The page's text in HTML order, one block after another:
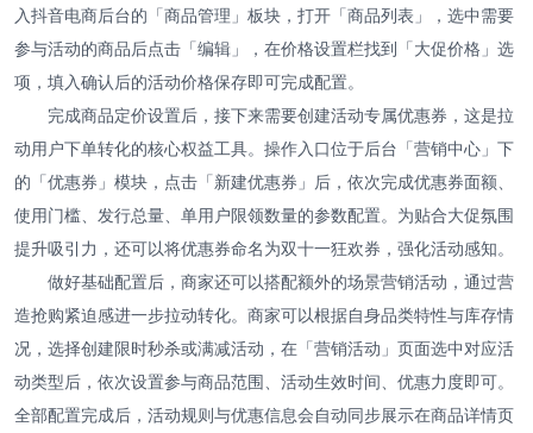
入抖音电商后台的「商品管理」板块，打开「商品列表」，选中需要
参与活动的商品后点击「编辑」，在价格设置栏找到「大促价格」选
项，填入确认后的活动价格保存即可完成配置。
完成商品定价设置后，接下来需要创建活动专属优惠券，这是拉
动用户下单转化的核心权益工具。操作入口位于后台「营销中心」下
的「优惠券」模块，点击「新建优惠券」后，依次完成优惠券面额、
使用门槛、发行总量、单用户限领数量的参数配置。为贴合大促氛围
提升吸引力，还可以将优惠券命名为双十一狂欢券，强化活动感知。
做好基础配置后，商家还可以搭配额外的场景营销活动，通过营
造抢购紧迫感进一步拉动转化。商家可以根据自身品类特性与库存情
况，选择创建限时秒杀或满减活动，在「营销活动」页面选中对应活
动类型后，依次设置参与商品范围、活动生效时间、优惠力度即可。
全部配置完成后，活动规则与优惠信息会自动同步展示在商品详情页